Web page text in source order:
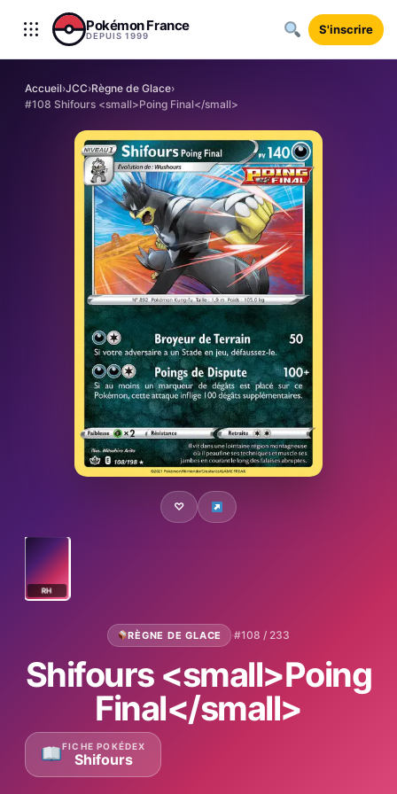
Aller au contenu
Pokémon France
DEPUIS 1999 S'inscrire
Accueil›JCC›Règne de Glace›
#108 Shifours <small>Poing Final</small>
♡
RH
RÈGNE DE GLACE ·#108 / 233
Shifours <small>Poing
Final</small>
FICHE POKÉDEX
Shifours